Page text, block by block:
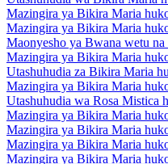
Mazingira ya Bikira Maria
Mazingira ya Bikira Maria
Maonyesho ya Bwana wetu
Mazingira ya Bikira Maria
Utashuhudia za Bikira Maria
Mazingira ya Bikira Maria
Utashuhudia wa Rosa Mistica
Mazingira ya Bikira Maria
Mazingira ya Bikira Maria
Mazingira ya Bikira Maria
Mazingira ya Bikira Maria